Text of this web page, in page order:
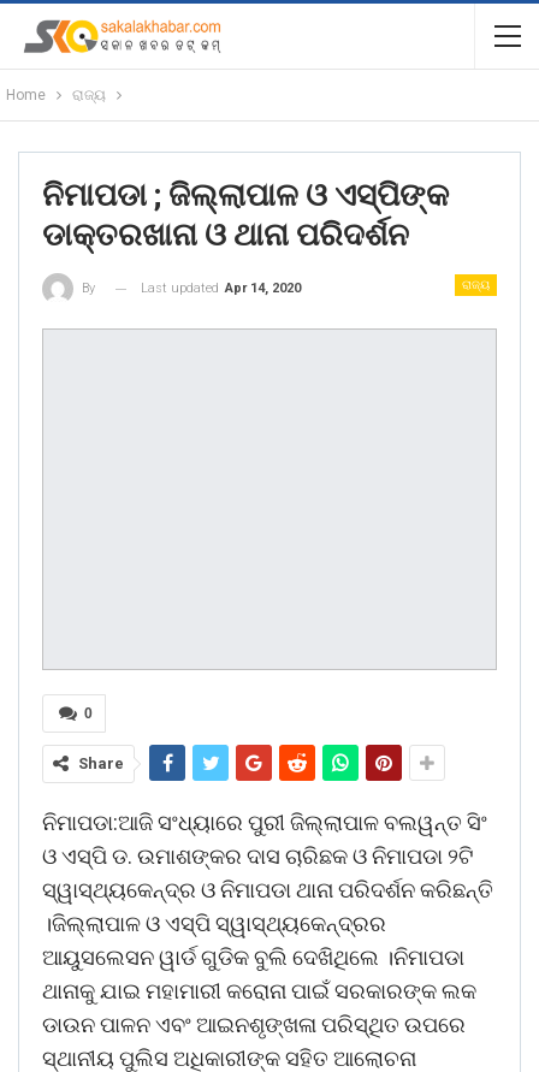
Home ରାଜ୍ୟ
ନିମାପଡା ; ଜିଲ୍ଲାପାଳ ଓ ଏସ୍ପିଙ୍କ
ଡାକ୍ତରଖାନା ଓ ଥାନା ପରିଦର୍ଶନ
ରାଜ୍ୟ
By Last updated Apr 14, 2020
0
Share
ନିମାପଡା:ଆଜି ସଂଧ୍ୟାରେ ପୁରୀ ଜିଲ୍ଲାପାଳ ବଲୱନ୍ତ ସିଂ
ଓ ଏସ୍ପି ଡ. ଉମାଶଙ୍କର ଦାସ ଚାରିଛକ ଓ ନିମାପଡା ୨ଟି
ସ୍ୱାସ୍ଥ୍ୟକେନ୍ଦ୍ର ଓ ନିମାପଡା ଥାନା ପରିଦର୍ଶନ କରିଛନ୍ତି
।ଜିଲ୍ଲାପାଳ ଓ ଏସ୍ପି ସ୍ୱାସ୍ଥ୍ୟକେନ୍ଦ୍ରର
ଆୟୁସଲେସନ ୱାର୍ଡ ଗୁଡିକ ବୁଲି ଦେଖିଥିଲେ ।ନିମାପଡା
ଥାନାକୁ ଯାଇ ମହାମାରୀ କରୋନା ପାଇଁ ସରକାରଙ୍କ ଲକ
ଡାଉନ ପାଳନ ଏବଂ ଆଇନଶୃଙ୍ଖଳା ପରିସ୍ଥିତ ଉପରେ
ସ୍ଥାନୀୟ ପୁଲିସ ଅଧିକାରୀଙ୍କ ସହିତ ଆଲୋଚନା